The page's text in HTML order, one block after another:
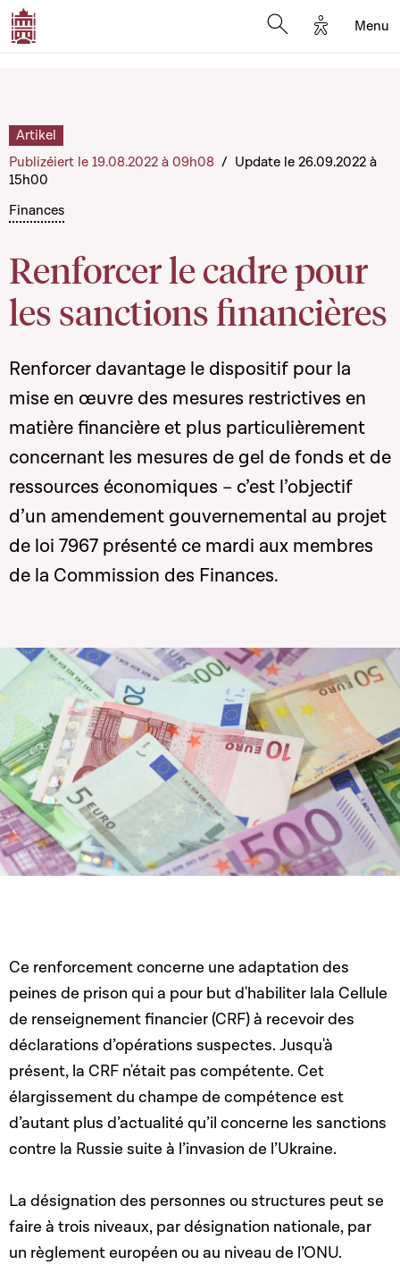
Options
Menu
Finances
Renforcer le cadre pour
les sanctions financières
Artikel
Publizéiert le 19.08.2022 à 09h08 / Update le 26.09.2022 à
15h00
Renforcer davantage le dispositif pour la
mise en œuvre des mesures restrictives en
matière financière et plus particulièrement
concernant les mesures de gel de fonds et de
ressources économiques – c’est l’objectif
d’un amendement gouvernemental au projet
de loi 7967 présenté ce mardi aux membres
de la Commission des Finances.
Ce renforcement concerne une adaptation des
peines de prison qui a pour but d'habiliter lala Cellule
de renseignement financier (CRF) à recevoir des
déclarations d’opérations suspectes. Jusqu'à
présent, la CRF n'était pas compétente. Cet
élargissement du champe de compétence est
d’autant plus d’actualité qu’il concerne les sanctions
contre la Russie suite à l’invasion de l’Ukraine.
La désignation des personnes ou structures peut se
faire à trois niveaux, par désignation nationale, par
un règlement européen ou au niveau de l’ONU.